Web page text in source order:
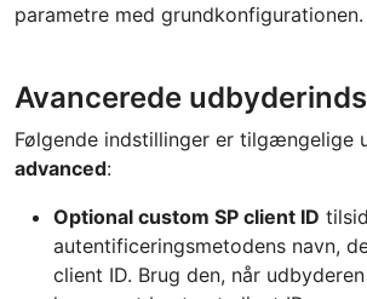
parametre med grundkonfigurationen.
Avancerede
Følgende indstillinger er tilgængelige
advanced:
Optional custom SP client ID
autentificeringsmetodens navn,
client ID. Brug den, når